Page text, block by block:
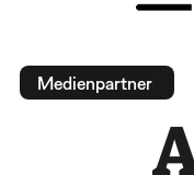
Medienpartner